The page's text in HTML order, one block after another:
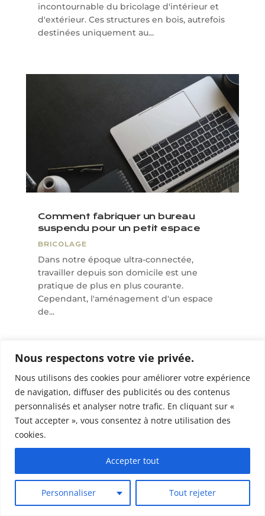
Nous respectons votre vie privée.
Nous utilisons des cookies pour améliorer votre expérience
de navigation, diffuser des publicités ou des contenus
personnalisés et analyser notre trafic. En cliquant sur «
Tout accepter », vous consentez à notre utilisation des
cookies.
Personnaliser Tout rejeter
Accepter tout
incontournable du bricolage d'intérieur et
d'extérieur. Ces structures en bois, autrefois
destinées uniquement au...
Comment fabriquer un bureau
suspendu pour un petit espace
BRICOLAGE
Dans notre époque ultra-connectée,
travailler depuis son domicile est une
pratique de plus en plus courante.
Cependant, l'aménagement d'un espace
de...
Tendances de peinture intérieure :
couleurs et conseils